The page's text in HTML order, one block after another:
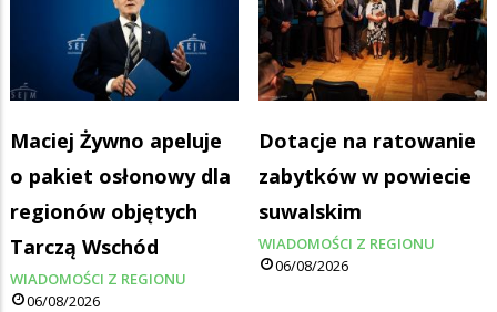
Maciej Żywno apeluje
o pakiet osłonowy dla
regionów objętych
Tarczą Wschód
WIADOMOŚCI Z REGIONU
06/08/2026
Dotacje na ratowanie
zabytków w powiecie
suwalskim
WIADOMOŚCI Z REGIONU
06/08/2026